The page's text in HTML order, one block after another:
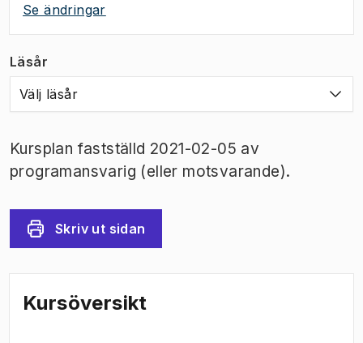
Se ändringar
Läsår
Välj läsår
Kursplan fastställd 2021-02-05 av
programansvarig (eller motsvarande).
Skriv ut sidan
Kursöversikt